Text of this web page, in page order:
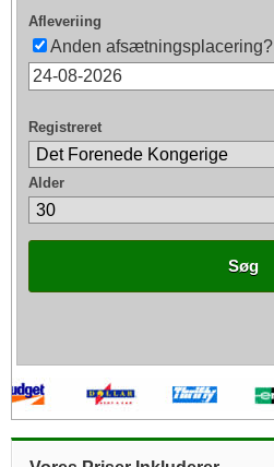
Afleveriing
Anden afsætningsplacering?
Registreret
Alder
Søg